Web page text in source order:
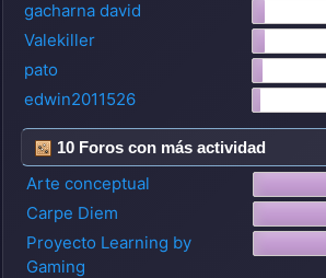
gacharna david
Valekiller
pato
edwin2011526
10 Foros con más actividad
Arte conceptual
Carpe Diem
Proyecto Learning by
Gaming